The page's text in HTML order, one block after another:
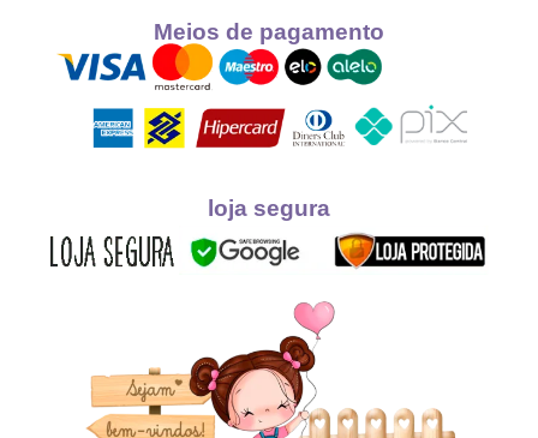
Meios de pagamento
loja segura